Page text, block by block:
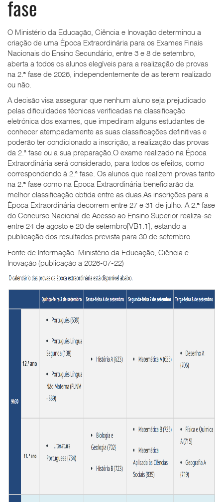
fase
O Ministério da Educação, Ciência e Inovação determinou a
criação de uma Época Extraordinária para os Exames Finais
Nacionais do Ensino Secundário, entre 3 e 8 de setembro,
aberta a todos os alunos elegíveis para a realização de provas
na 2.ª fase de 2026, independentemente de as terem realizado
ou não.
A decisão visa assegurar que nenhum aluno seja prejudicado
pelas dificuldades técnicas verificadas na classificação
eletrónica dos exames, que impediram alguns estudantes de
conhecer atempadamente as suas classificações definitivas e
poderão ter condicionado a inscrição, a realização das provas
da 2.ª fase ou a sua preparação.O exame realizado na Época
Extraordinária será considerado, para todos os efeitos, como
correspondendo à 2.ª fase. Os alunos que realizem provas tanto
na 2.ª fase como na Época Extraordinária beneficiarão da
melhor classificação obtida entre as duas.As inscrições para a
Época Extraordinária decorrem entre 27 e 31 de julho. A 2.ª fase
do Concurso Nacional de Acesso ao Ensino Superior realiza-se
entre 24 de agosto e 20 de setembro[VB1.1], estando a
publicação dos resultados prevista para 30 de setembro.
Fonte de Informação: Ministério da Educação, Ciência e
Inovação (publicação a 2026-07-22)